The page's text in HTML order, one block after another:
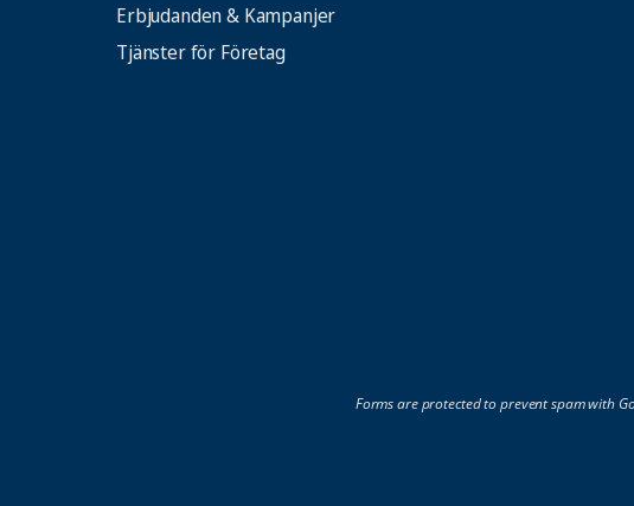
Erbjudanden & Kampanjer
Tjänster för Företag
Forms are protected to prevent spam with